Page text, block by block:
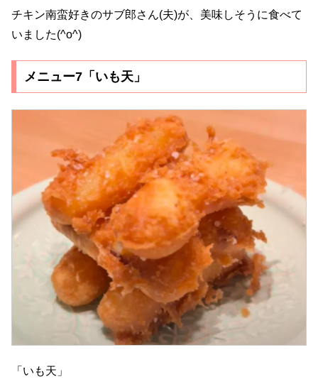
チキン南蛮好きのサブ郎さん(夫)が、美味しそうに食べて
いました(^o^)
メニュー7「いも天」
「いも天」